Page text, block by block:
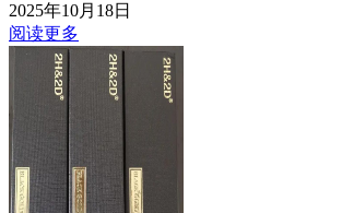
2025年10月18日
阅读更多